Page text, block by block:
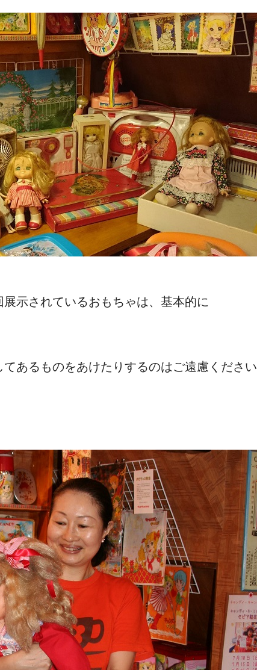
示されているおもちゃは、基本的に
あるものをあけたりするのはご遠慮ください